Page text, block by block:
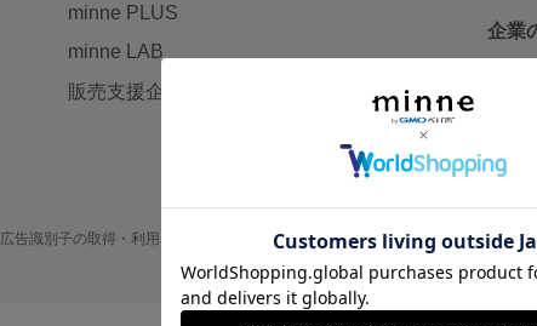
minne PLUS
minne LAB
販売支援企画・イベント
企業
広告識別子の取得・利用 プライバシーポリシー 会社概要 採用情報 メディア
©GMO Pepabo, Inc. All rights